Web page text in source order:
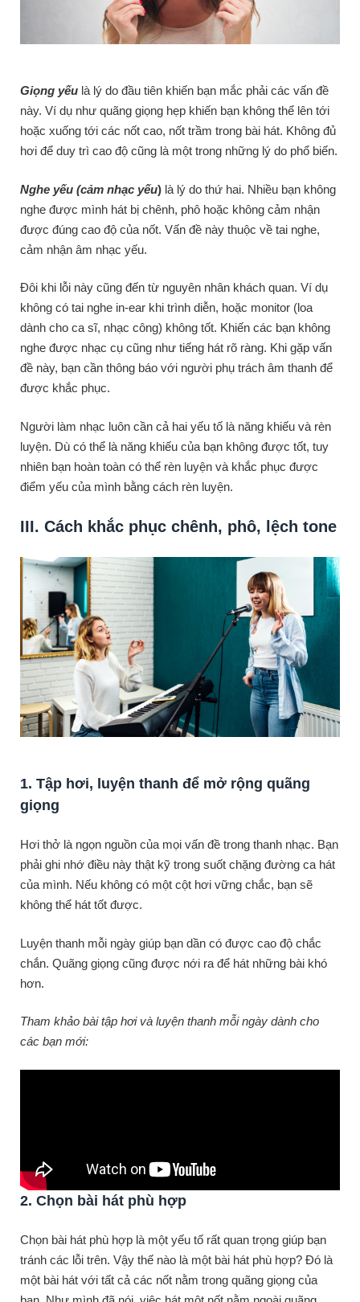
Giọng yếu là lý do đầu tiên khiến bạn mắc phải các vấn đề
này. Ví dụ như quãng giọng hẹp khiến bạn không thể lên tới
hoặc xuống tới các nốt cao, nốt trầm trong bài hát. Không đủ
hơi để duy trì cao độ cũng là một trong những lý do phổ biến.
Nghe yếu (cảm nhạc yếu) là lý do thứ hai. Nhiều bạn không
nghe được mình hát bị chênh, phô hoặc không cảm nhận
được đúng cao độ của nốt. Vấn đề này thuộc về tai nghe,
cảm nhận âm nhạc yếu.
Đôi khi lỗi này cũng đến từ nguyên nhân khách quan. Ví dụ
không có tai nghe in-ear khi trình diễn, hoặc monitor (loa
dành cho ca sĩ, nhạc công) không tốt. Khiến các bạn không
nghe được nhạc cụ cũng như tiếng hát rõ ràng. Khi gặp vấn
đề này, bạn cần thông báo với người phụ trách âm thanh để
được khắc phục.
Người làm nhạc luôn cần cả hai yếu tố là năng khiếu và rèn
luyện. Dù có thể là năng khiếu của bạn không được tốt, tuy
nhiên bạn hoàn toàn có thể rèn luyện và khắc phục được
điểm yếu của mình bằng cách rèn luyện.
III. Cách khắc phục chênh, phô, lệch tone
1. Tập hơi, luyện thanh để mở rộng quãng
giọng
Hơi thở là ngọn nguồn của mọi vấn đề trong thanh nhạc. Bạn
phải ghi nhớ điều này thật kỹ trong suốt chặng đường ca hát
của mình. Nếu không có một cột hơi vững chắc, bạn sẽ
không thể hát tốt được.
Luyện thanh mỗi ngày giúp bạn dần có được cao độ chắc
chắn. Quãng giọng cũng được nới ra để hát những bài khó
hơn.
Tham khảo bài tập hơi và luyện thanh mỗi ngày dành cho
các bạn mới:
2. Chọn bài hát phù hợp
Chọn bài hát phù hợp là một yếu tố rất quan trọng giúp bạn
tránh các lỗi trên. Vậy thế nào là một bài hát phù hợp? Đó là
một bài hát với tất cả các nốt nằm trong quãng giọng của